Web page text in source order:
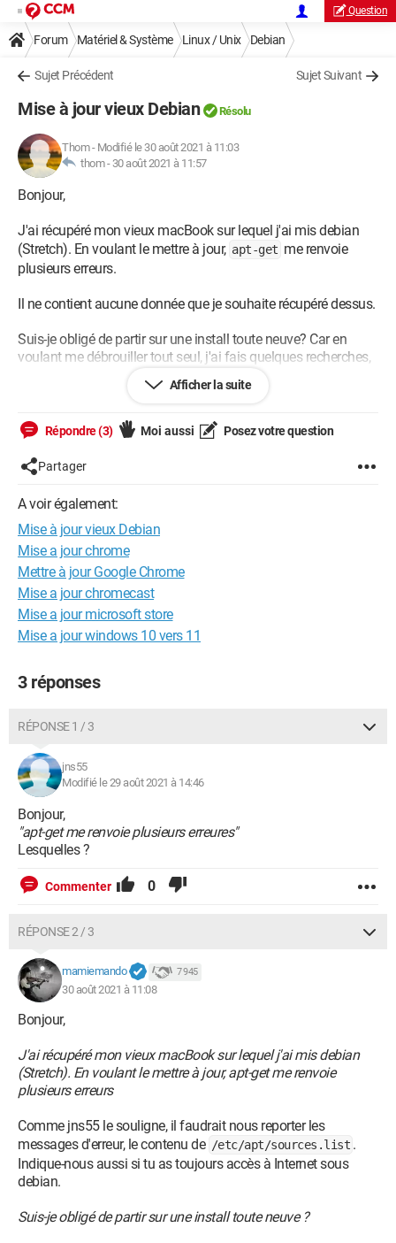
Question
Forum Matériel & Système Linux / Unix Debian
Sujet Précédent Sujet Suivant
Mise à jour vieux Debian Résolu
Thom- Modifié le 30 août 2021 à 11:03
thom - 30 août 2021 à 11:57
Bonjour,
J'ai récupéré mon vieux macBook sur lequel j'ai mis debian
(Stretch). En voulant le mettre à jour, apt-get me renvoie
plusieurs erreurs.
Il ne contient aucune donnée que je souhaite récupéré dessus.
Suis-je obligé de partir sur une install toute neuve? Car en
voulant me débrouiller tout seul, j'ai fais quelques recherches,
j'ai mis mes dépôts à jour et tenté une
Comment vérifier que mon poste soit à jour? J'ai voulu jouer
Configuration:Linux / Firefox 60.0
Afficher la suite
Répondre (3) Moi aussi Posez votre question
Partager
A voir également:
Mise à jour vieux Debian
Mise a jour chrome
Mettre à jour Google Chrome
Mise a jour chromecast
Mise a jour microsoft store
Mise a jour windows 10 vers 11
3 réponses
RÉPONSE 1 / 3
jns55
Modifié le 29 août 2021 à 14:46
Bonjour,
"apt-get me renvoie plusieurs erreures"
Lesquelles ?
Commenter 0
RÉPONSE 2 / 3
mamiemando 7 945
30 août 2021 à 11:08
Bonjour,
J'ai récupéré mon vieux macBook sur lequel j'ai mis debian
(Stretch). En voulant le mettre à jour, apt-get me renvoie
plusieurs erreurs
Comme jns55 le souligne, il faudrait nous reporter les
messages d'erreur, le contenu de /etc/apt/sources.list .
Indique-nous aussi si tu as toujours accès à Internet sous
debian.
Suis-je obligé de partir sur une install toute neuve ?